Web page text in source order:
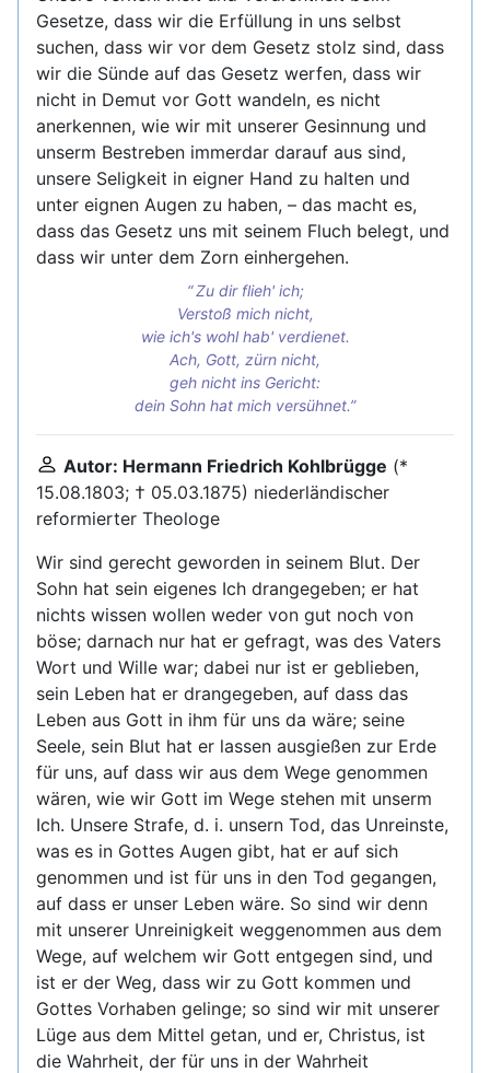
Gesetze, dass wir die Erfüllung in uns selbst
suchen, dass wir vor dem Gesetz stolz sind, dass
wir die Sünde auf das Gesetz werfen, dass wir
nicht in Demut vor Gott wandeln, es nicht
anerkennen, wie wir mit unserer Gesinnung und
unserm Bestreben immerdar darauf aus sind,
unsere Seligkeit in eigner Hand zu halten und
unter eignen Augen zu haben, – das macht es,
dass das Gesetz uns mit seinem Fluch belegt, und
dass wir unter dem Zorn einhergehen.
Zu dir flieh' ich;
Verstoß mich nicht,
wie ich's wohl hab' verdienet.
Ach, Gott, zürn nicht,
geh nicht ins Gericht:
dein Sohn hat mich versühnet.
Autor: Hermann Friedrich Kohlbrügge (*
15.08.1803; † 05.03.1875) niederländischer
reformierter Theologe
Wir sind gerecht geworden in seinem Blut. Der
Sohn hat sein eigenes Ich drangegeben; er hat
nichts wissen wollen weder von gut noch von
böse; darnach nur hat er gefragt, was des Vaters
Wort und Wille war; dabei nur ist er geblieben,
sein Leben hat er drangegeben, auf dass das
Leben aus Gott in ihm für uns da wäre; seine
Seele, sein Blut hat er lassen ausgießen zur Erde
für uns, auf dass wir aus dem Wege genommen
wären, wie wir Gott im Wege stehen mit unserm
Ich. Unsere Strafe, d. i. unsern Tod, das Unreinste,
was es in Gottes Augen gibt, hat er auf sich
genommen und ist für uns in den Tod gegangen,
auf dass er unser Leben wäre. So sind wir denn
mit unserer Unreinigkeit weggenommen aus dem
Wege, auf welchem wir Gott entgegen sind, und
ist er der Weg, dass wir zu Gott kommen und
Gottes Vorhaben gelinge; so sind wir mit unserer
Lüge aus dem Mittel getan, und er, Christus, ist
die Wahrheit, der für uns in der Wahrheit